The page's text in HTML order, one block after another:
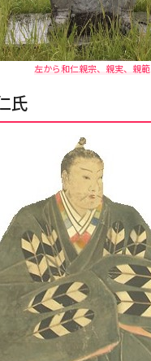
左から和仁親宗、親実、親範
氏